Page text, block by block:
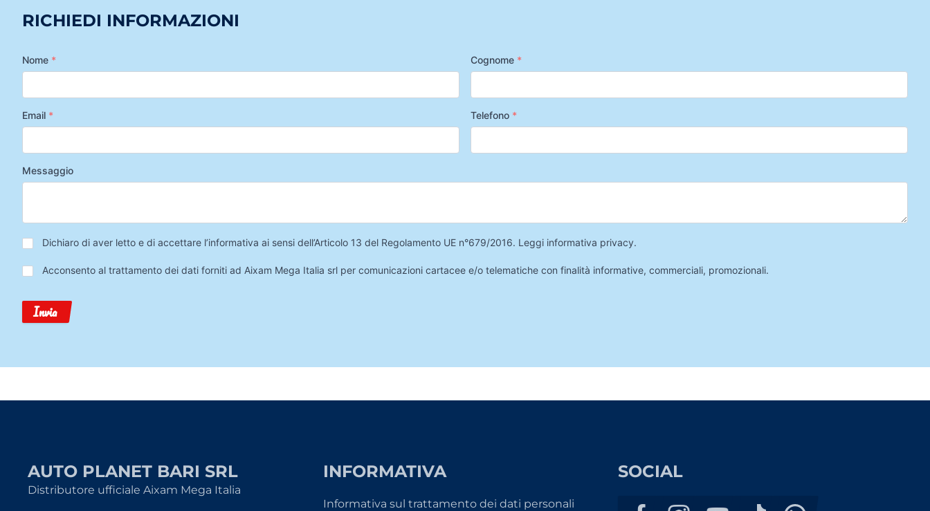
RICHIEDI INFORMAZIONI
Nome * Cognome *
Email * Telefono *
Messaggio
Privacy*
Dichiaro di aver letto e di accettare l’informativa ai sensi dell’Articolo 13 del Regolamento UE n°679/2016. Leggi informativa privacy.
Trattamento
Dati
Acconsento al trattamento dei dati forniti ad Aixam Mega Italia srl per comunicazioni cartacee e/o telematiche con finalità informative, commerciali, promozionali.
Invia
AUTO PLANET BARI SRL
Distributore ufficiale Aixam Mega Italia
INFORMATIVA
Informativa sul trattamento dei dati personali
SOCIAL